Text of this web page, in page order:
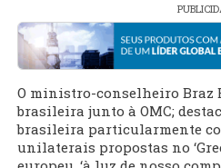
O ministro-conselheiro Braz
brasileira junto à OMC;
brasileira particularmente
unilaterais propostas no